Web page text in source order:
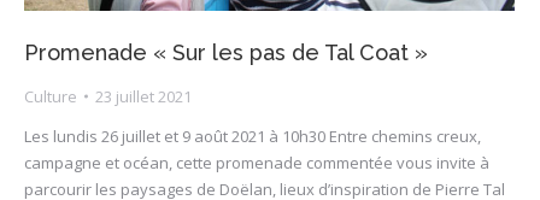
Promenade « Sur les pas de Tal Coat »
Culture
23 juillet 2021
Les lundis 26 juillet et 9 août 2021 à 10h30 Entre chemins creux,
campagne et océan, cette promenade commentée vous invite à
parcourir les paysages de Doëlan, lieux d’inspiration de Pierre Tal